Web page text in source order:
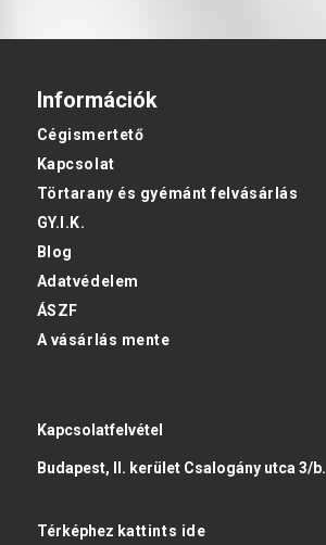
Információk
Cégismertető
Kapcsolat
Törtarany és gyémánt felvásárlás
GY.I.K.
Blog
Adatvédelem
ÁSZF
A vásárlás mente
Kapcsolatfelvétel
Budapest, II. kerület Csalogány utca 3/b.
Térképhez kattints ide